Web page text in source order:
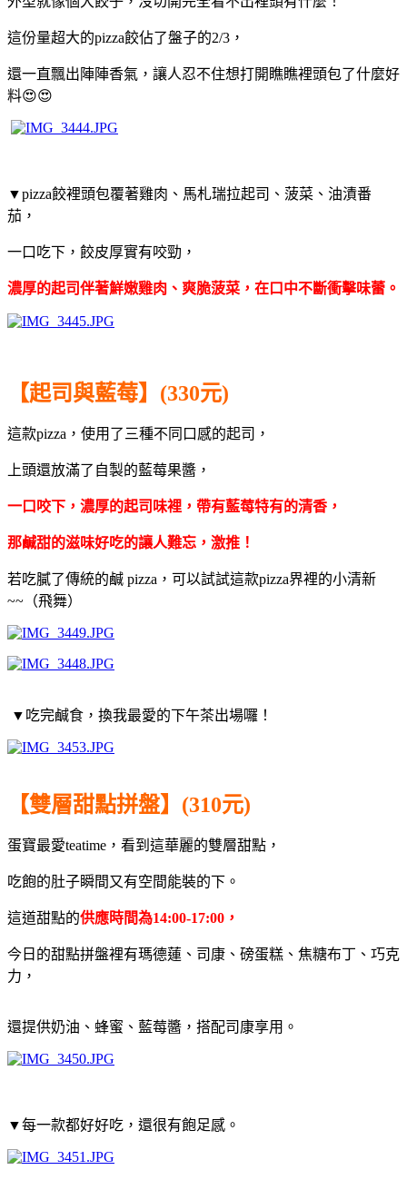
這份量超大的pizza餃佔了盤子的2/3，
還一直飄出陣陣香氣，讓人忍不住想打開瞧瞧裡頭包了什麼好
料😍😍
▼pizza餃裡頭包覆著雞肉、馬札瑞拉起司、 菠菜、油漬番
茄，
一口吃下，餃皮厚實有咬勁，
濃厚的起司伴著鮮嫩雞肉、 爽脆菠菜 ，在口中不斷衝擊味蕾。
【起司與藍莓】(330元)
這款pizza，使用了三種不同口感的起司，
上頭還放滿了自製的藍莓果醬，
一口咬下，濃厚的起司味裡，帶有藍莓特有的清香，
那鹹甜的滋味好吃的讓人難忘，激推！
若吃膩了傳統的鹹 pizza，可以試試這款pizza界裡的小清新
~~（飛舞）
▼吃完鹹食，換我最愛的下午茶出場囉！
【雙層甜點拼盤】(310元)
蛋寶最愛teatime，看到這華麗的雙層甜點，
吃飽的肚子瞬間又有空間能裝的下。
這道甜點的供應時間為14:00-17:00，
今日的甜點拼盤裡有瑪德蓮、司康、磅蛋糕、焦糖布丁、巧克
力，
還提供奶油、蜂蜜、藍莓醬，搭配司康享用。
▼每一款都好好吃，還很有飽足感。